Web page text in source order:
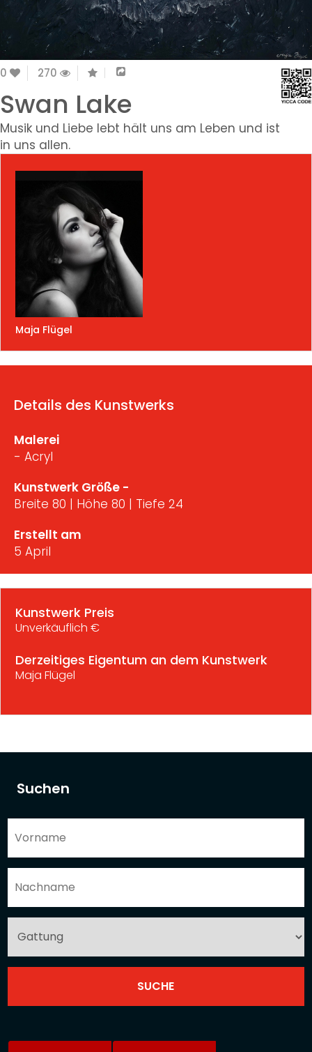
Suchen
0 270
Swan Lake
Musik und Liebe lebt hält uns am Leben und ist
in uns allen.
Maja Flügel
Details des Kunstwerks
Malerei
- Acryl
Kunstwerk Größe -
Breite 80 | Höhe 80 | Tiefe 24
Erstellt am
5 April
Kunstwerk Preis
Unverkäuflich €
Derzeitiges Eigentum an dem Kunstwerk
Maja Flügel